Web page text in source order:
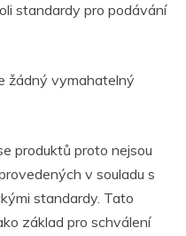
standardy pro podávání
žádný vymahatelný
produktů proto nejsou
v souladu s
standardy. Tato
základ pro schválení